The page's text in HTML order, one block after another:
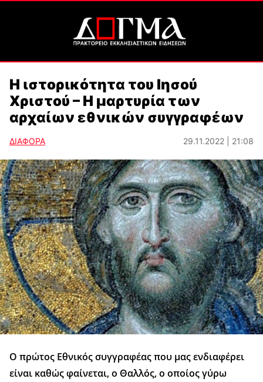
Η ιστορικότητα του Ιησού
Χριστού – Η μαρτυρία των
αρχαίων εθνικών συγγραφέων
ΔΙΑΦΟΡΑ 29.11.2022 | 21:08
Ο πρώτος Εθνικός συγγραφέας που μας ενδιαφέρει
είναι καθώς φαίνεται, ο Θαλλός, ο οποίος γύρω